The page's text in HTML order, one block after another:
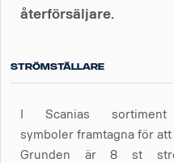
återförsäljare.
Strömställare
I Scanias
symboler framtagna för
Grunden är 8 st